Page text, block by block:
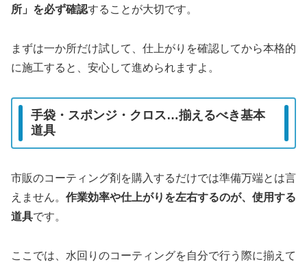
所」を必ず確認することが大切です。
まずは一か所だけ試して、仕上がりを確認してから本格的
に施工すると、安心して進められますよ。
手袋・スポンジ・クロス…揃えるべき基本
道具
市販のコーティング剤を購入するだけでは準備万端とは言
えません。 作業効率や仕上がりを左右するのが、使用する
道具です。
ここでは、水回りのコーティングを自分で行う際に揃えて